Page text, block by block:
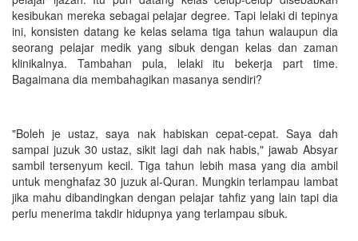
kesibukan mereka sebagai pelajar degree. Tapi lelaki di tepinya
ini, konsisten datang ke kelas selama tiga tahun walaupun dia
seorang pelajar medik yang sibuk dengan kelas dan zaman
klinikalnya. Tambahan pula, lelaki itu bekerja part time.
Bagaimana dia membahagikan masanya sendiri?
"Boleh je ustaz, saya nak habiskan cepat-cepat. Saya dah
sampai juzuk 30 ustaz, sikit lagi dah nak habis," jawab Absyar
sambil tersenyum kecil. Tiga tahun lebih masa yang dia ambil
untuk menghafaz 30 juzuk al-Quran. Mungkin terlampau lambat
jika mahu dibandingkan dengan pelajar tahfiz yang lain tapi dia
perlu menerima takdir hidupnya yang terlampau sibuk.